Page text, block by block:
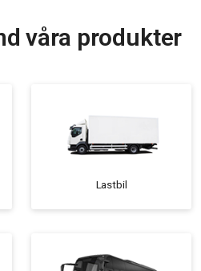
våra produkter
Lastbil